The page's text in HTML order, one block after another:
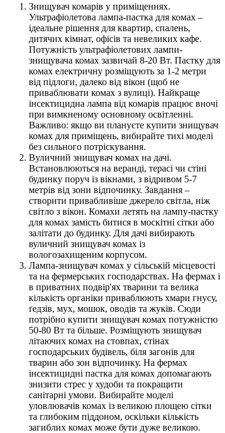
Знищувач комарів у приміщеннях.
Ультрафіолетова лампа-пастка для комах –
ідеальне рішення для квартир, спалень,
дитячих кімнат, офісів та невеликих кафе.
Потужність ультрафіолетових лампи-
знищувача комах зазвичай 8-20 Вт. Пастку для
комах електричну розміщують за 1-2 метри
від підлоги, далеко від вікон (щоб не
приваблювати комах з вулиці). Найкраще
інсектицидна лампа від комарів працює вночі
при вимкненому основному освітленні.
Важливо: якщо ви плануєте купити знищувач
комах для приміщень, вибирайте тихі моделі
без сильного потріскування.
Вуличний знищувач комах на дачі.
Встановлюються на веранді, терасі чи стіні
будинку поруч із вікнами, з відривом 5-7
метрів від зони відпочинку. Завдання –
створити привабливіше джерело світла, ніж
світло з вікон. Комахи летять на лампу-пастку
для комах замість битися в москітні сітки або
залітати до будинку. Для дачі вибирають
вуличний знищувач комах із
вологозахищеним корпусом.
Лампа-знищувач комах у сільській місцевості
та на фермерських господарствах. На фермах і
в приватних подвір'ях тварини та велика
кількість органіки приваблюють хмари гнусу,
ґедзів, мух, мошок, оводів та жуків. Сюди
потрібно купити знищувач комах потужністю
50-80 Вт та більше. Розміщують знищувач
літаючих комах на стовпах, стінах
господарських будівель, біля загонів для
тварин або зон відпочинку. На фермах
інсектицидні пастка для комах допомагають
знизити стрес у худоби та покращити
санітарні умови. Вибирайте моделі
уловлювачів комах із великою площею сітки
та глибоким піддоном, оскільки кількість
загиблих комах може бути дуже великою.